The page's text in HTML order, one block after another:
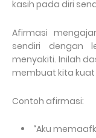
kasih pada diri
Afirmasi
sendiri dengan
menyakiti. Inilah
membuat kita
Contoh afirmasi:
“Aku